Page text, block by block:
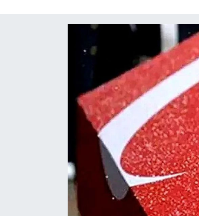
BASKETBOL
KÜLTÜR SANAT